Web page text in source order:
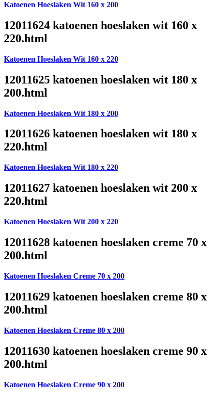
Katoenen Hoeslaken Wit 160 x 200
12011624 katoenen hoeslaken wit 160 x
220.html
Katoenen Hoeslaken Wit 160 x 220
12011625 katoenen hoeslaken wit 180 x
200.html
Katoenen Hoeslaken Wit 180 x 200
12011626 katoenen hoeslaken wit 180 x
220.html
Katoenen Hoeslaken Wit 180 x 220
12011627 katoenen hoeslaken wit 200 x
220.html
Katoenen Hoeslaken Wit 200 x 220
12011628 katoenen hoeslaken creme 70 x
200.html
Katoenen Hoeslaken Creme 70 x 200
12011629 katoenen hoeslaken creme 80 x
200.html
Katoenen Hoeslaken Creme 80 x 200
12011630 katoenen hoeslaken creme 90 x
200.html
Katoenen Hoeslaken Creme 90 x 200